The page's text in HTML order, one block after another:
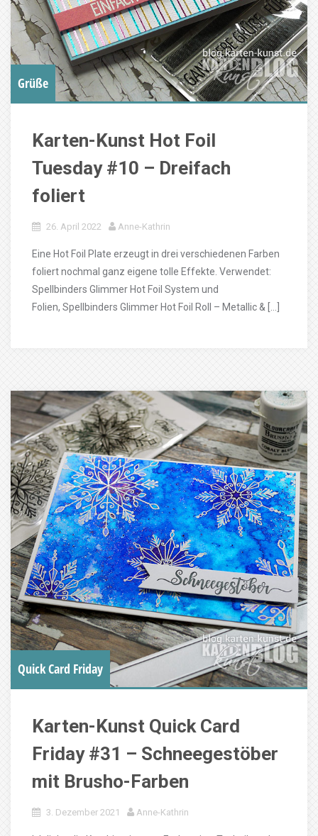
Grüße
Karten-Kunst Hot Foil
Tuesday #10 – Dreifach
foliert
26. April 2022 Anne-Kathrin
Eine Hot Foil Plate erzeugt in drei verschiedenen Farben
foliert nochmal ganz eigene tolle Effekte. Verwendet:
Spellbinders Glimmer Hot Foil System und
Folien, Spellbinders Glimmer Hot Foil Roll – Metallic & […]
Quick Card Friday
Karten-Kunst Quick Card
Friday #31 – Schneegestöber
mit Brusho-Farben
3. Dezember 2021 Anne-Kathrin